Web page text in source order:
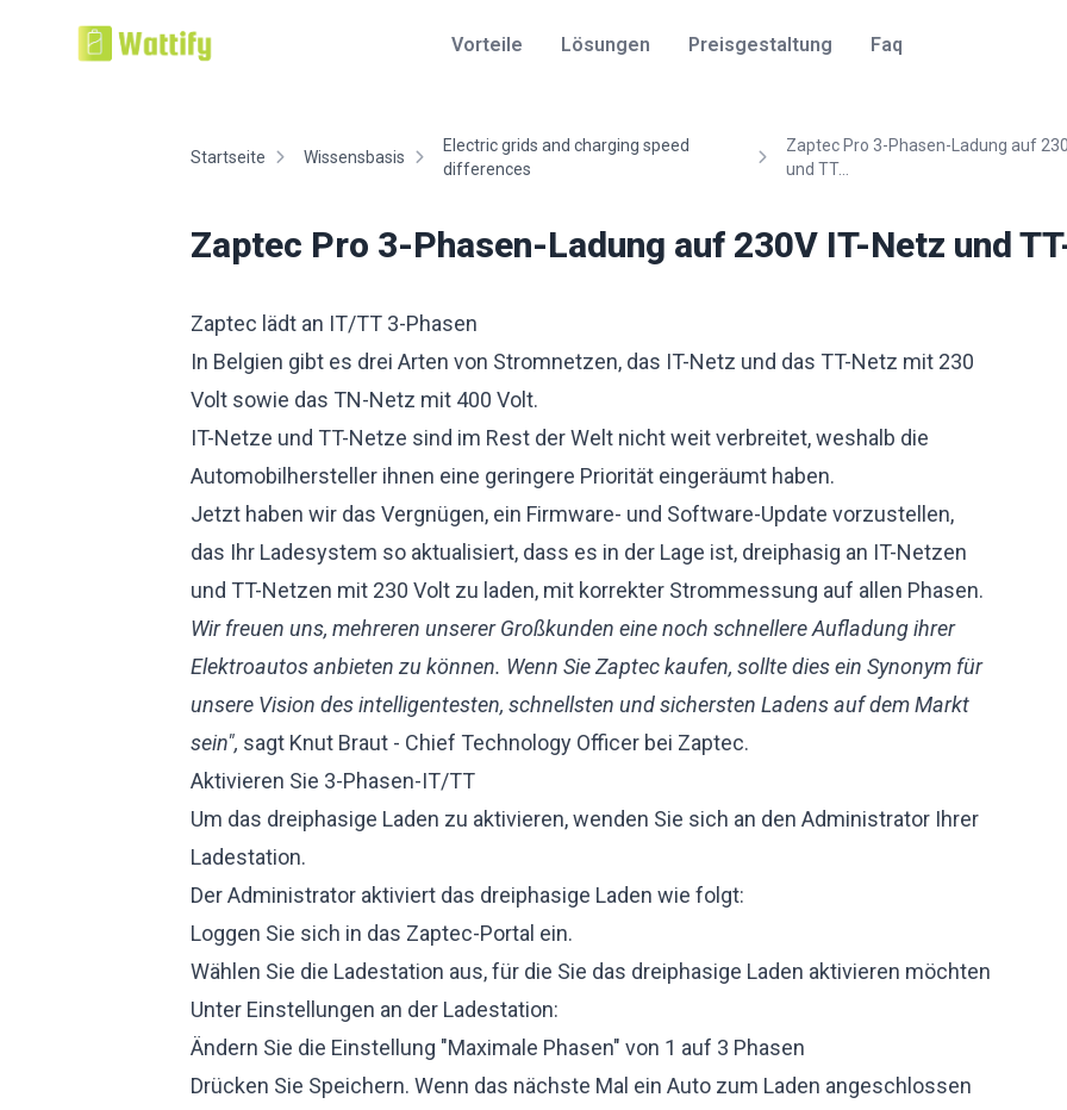
Vorteile Lösungen Preisgestaltung Faq
Startseite Wissensbasis
Electric grids and charging speed
differences
Zaptec Pro 3-Phasen-Ladung auf
und TT...
Zaptec Pro 3-Phasen-Ladung auf 230V IT-Netz und
Zaptec lädt an IT/TT 3-Phasen
In Belgien gibt es drei Arten von Stromnetzen, das IT-Netz und das TT-Netz mit 230
Volt sowie das TN-Netz mit 400 Volt.
IT-Netze und TT-Netze sind im Rest der Welt nicht weit verbreitet, weshalb die
Automobilhersteller ihnen eine geringere Priorität eingeräumt haben.
Jetzt haben wir das Vergnügen, ein Firmware- und Software-Update vorzustellen,
das Ihr Ladesystem so aktualisiert, dass es in der Lage ist, dreiphasig an IT-Netzen
und TT-Netzen mit 230 Volt zu laden, mit korrekter Strommessung auf allen Phasen.
Wir freuen uns, mehreren unserer Großkunden eine noch schnellere Aufladung ihrer
Elektroautos anbieten zu können. Wenn Sie Zaptec kaufen, sollte dies ein Synonym für
unsere Vision des intelligentesten, schnellsten und sichersten Ladens auf dem Markt
sein", sagt Knut Braut - Chief Technology Officer bei Zaptec.
Aktivieren Sie 3-Phasen-IT/TT
Um das dreiphasige Laden zu aktivieren, wenden Sie sich an den Administrator Ihrer
Ladestation.
Der Administrator aktiviert das dreiphasige Laden wie folgt:
Loggen Sie sich in das Zaptec-Portal ein.
Wählen Sie die Ladestation aus, für die Sie das dreiphasige Laden aktivieren möchten
Unter Einstellungen an der Ladestation:
Ändern Sie die Einstellung "Maximale Phasen" von 1 auf 3 Phasen
Drücken Sie Speichern. Wenn das nächste Mal ein Auto zum Laden angeschlossen